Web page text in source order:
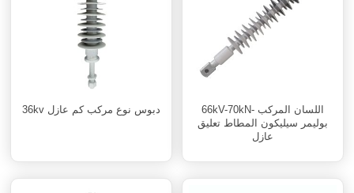
36kv دبوس نوع مركب كم عازل
66kV-70kN- اللسان المركب
بوليمر سيليكون المطاط تعليق
عازل